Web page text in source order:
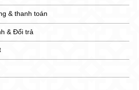
& thanh toán
& Đổi trả